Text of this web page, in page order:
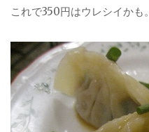
これで350円はウレシイかも。